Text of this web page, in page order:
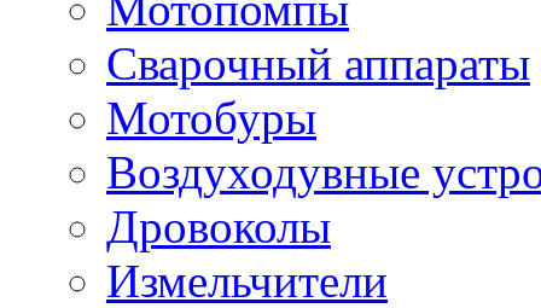
Сварочный аппараты
Мотобуры
Воздуходувные
Дровоколы
Измельчители